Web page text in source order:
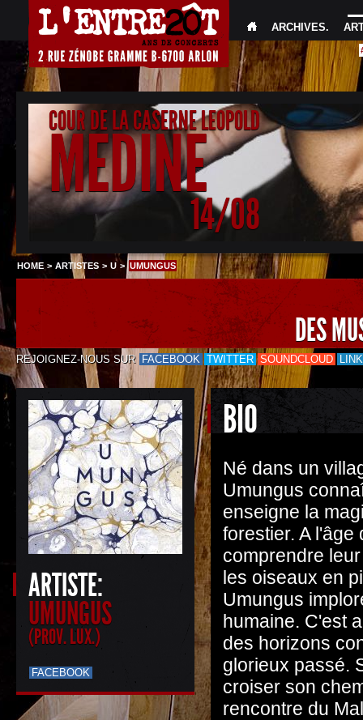
ARCHIVES.
COUR DE LA CASERNE LEOPOLD
MEDINE
14/08
HOME > ARTISTES > U > UMUNGUS
DES
REJOIGNEZ-NOUS SUR FACEBOOK TWITTER SOUNDCLOUD
ARTISTE:
UMUNGUS
(PROV. LUX.)
FACEBOOK
BIO
Né dans un
Umungus
enseigne la
forestier. A
comprendre
les oiseaux en
Umungus
humaine. C'est
des horizons
glorieux passé.
croiser son
rencontre du